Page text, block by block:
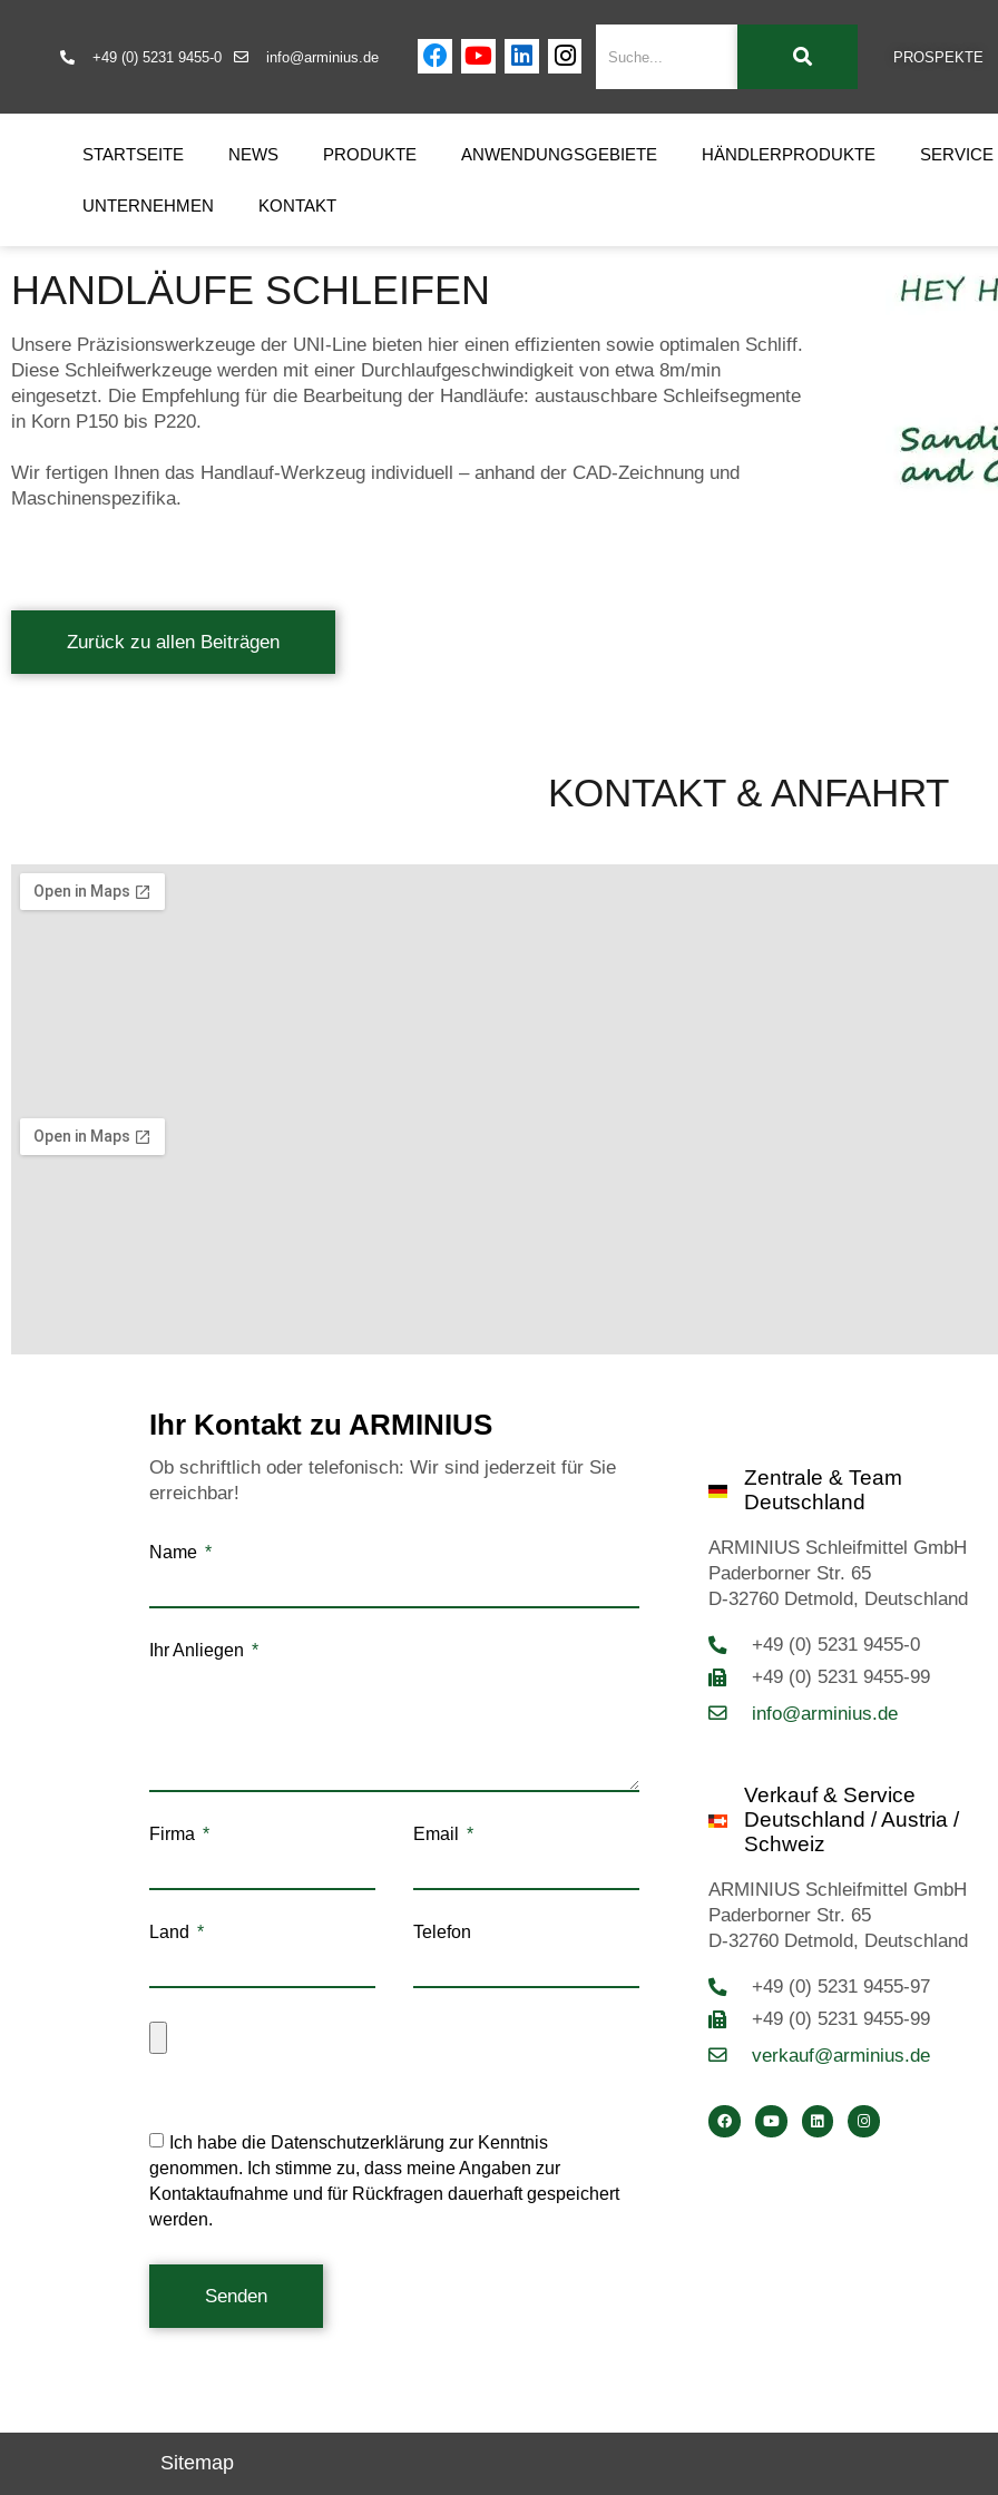
+49 (0) 5231 9455-0 info@arminius.de PROSPEKTE
STARTSEITE NEWS PRODUKTE ANWENDUNGSGEBIETE HÄNDLERPRODUKTE SERVICE
UNTERNEHMEN KONTAKT
HANDLÄUFE SCHLEIFEN
Unsere Präzisionswerkzeuge der UNI-Line bieten hier einen effizienten sowie optimalen Schliff.
Diese Schleifwerkzeuge werden mit einer Durchlaufgeschwindigkeit von etwa 8m/min
eingesetzt. Die Empfehlung für die Bearbeitung der Handläufe: austauschbare Schleifsegmente
in Korn P150 bis P220.
Wir fertigen Ihnen das Handlauf-Werkzeug individuell – anhand der CAD-Zeichnung und
Maschinenspezifika.
Zurück zu allen Beiträgen
KONTAKT & ANFAHRT
Ihr Kontakt zu ARMINIUS
Ob schriftlich oder telefonisch: Wir sind jederzeit für Sie
erreichbar!
Name
Ihr Anliegen
Firma Email
Land Telefon
Ich habe die Datenschutzerklärung zur Kenntnis
genommen. Ich stimme zu, dass meine Angaben zur
Kontaktaufnahme und für Rückfragen dauerhaft gespeichert
werden.
Senden
Zentrale & Team
Deutschland
ARMINIUS Schleifmittel GmbH
Paderborner Str. 65
D-32760 Detmold, Deutschland
+49 (0) 5231 9455-0
+49 (0) 5231 9455-99
info@arminius.de
Verkauf & Service
Deutschland / Austria /
Schweiz
ARMINIUS Schleifmittel GmbH
Paderborner Str. 65
D-32760 Detmold, Deutschland
+49 (0) 5231 9455-97
+49 (0) 5231 9455-99
verkauf@arminius.de
Sitemap